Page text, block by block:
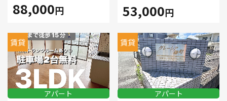
88,000円 53,000円
賃貸
アパート
賃貸
アパート